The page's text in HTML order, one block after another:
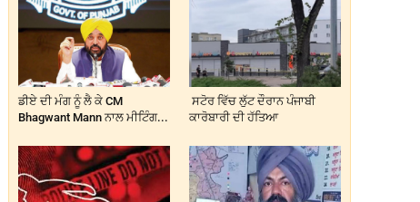
ਡੀਏ ਦੀ ਮੰਗ ਨੂੰ ਲੈ ਕੇ CM
Bhagwant Mann ਨਾਲ ਮੀਟਿੰਗ...
ਸਟੋਰ ਵਿੱਚ ਲੁੱਟ ਦੌਰਾਨ ਪੰਜਾਬੀ
ਕਾਰੋਬਾਰੀ ਦੀ ਹੱਤਿਆ